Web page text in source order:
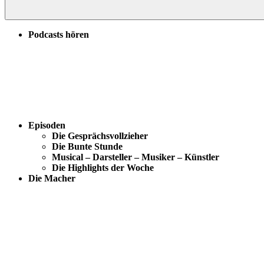
Podcasts hören
Episoden
Die Gesprächsvollzieher
Die Bunte Stunde
Musical – Darsteller – Musiker – Künstler
Die Highlights der Woche
Die Macher